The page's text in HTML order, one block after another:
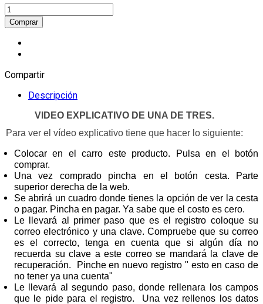
Compartir
Descripción
VIDEO EXPLICATIVO DE UNA DE TRES.
Para ver el vídeo explicativo tiene que hacer lo siguiente:
Colocar en el carro este producto. Pulsa en el botón
comprar.
Una vez comprado pincha en el botón cesta. Parte
superior derecha de la web.
Se abrirá un cuadro donde tienes la opción de ver la cesta
o pagar. Pincha en pagar. Ya sabe que el costo es cero.
Le llevará al primer paso que es el registro coloque su
correo electrónico y una clave. Compruebe que su correo
es el correcto, tenga en cuenta que si algún día no
recuerda su clave a este correo se mandará la clave de
recuperación. Pinche en nuevo registro " esto en caso de
no tener ya una cuenta"
Le llevará al segundo paso, donde rellenara los campos
que le pide para el registro. Una vez rellenos los datos